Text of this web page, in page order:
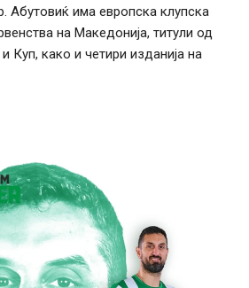
Абутовиќ има европска клупска
на Македонија, титули од
Куп, како и четири изданија на